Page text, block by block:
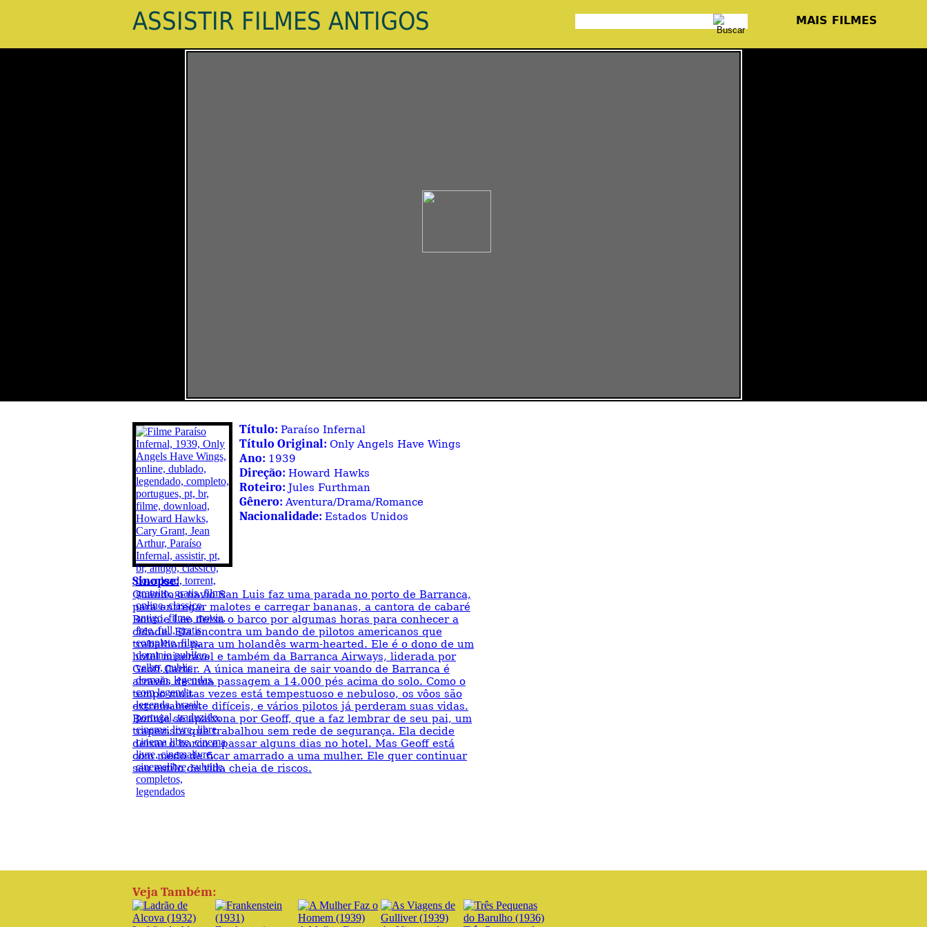
ASSISTIR FILMES ANTIGOS MAIS FILMES
Título: Paraíso Infernal
Título Original: Only Angels Have Wings
Ano: 1939
Direção: Howard Hawks
Roteiro: Jules Furthman
Gênero:Aventura/Drama/Romance
Nacionalidade: Estados Unidos
Sinopse:
Quando o navio San Luis faz uma parada no porto de Barranca,
para entregar malotes e carregar bananas, a cantora de cabaré
Bonnie Lee deixa o barco por algumas horas para conhecer a
cidade. Ela encontra um bando de pilotos americanos que
trabalham para um holandês warm-hearted. Ele é o dono de um
hotel miserável e também da Barranca Airways, liderada por
Geoff Carter. A única maneira de sair voando de Barranca é
através de uma passagem a 14.000 pés acima do solo. Como o
tempo muitas vezes está tempestuoso e nebuloso, os vôos são
extremamente difíceis, e vários pilotos já perderam suas vidas.
Bonnie se apaixona por Geoff, que a faz lembrar de seu pai, um
trapezista que trabalhou sem rede de segurança. Ela decide
deixar o barco e passar alguns dias no hotel. Mas Geoff está
com medo de ficar amarrado a uma mulher. Ele quer continuar
seu estilo de vida cheia de riscos.
Veja Também: